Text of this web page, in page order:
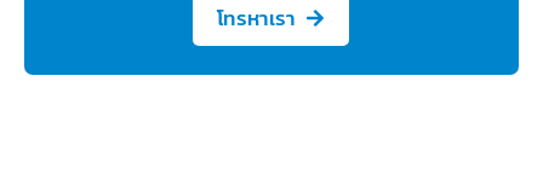
โทรหาเรา